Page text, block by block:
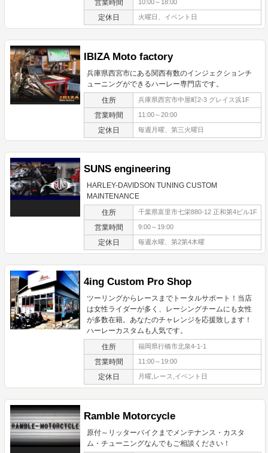
営業時間 10:00～18:00
定休日 火曜日、イベント日
IBIZA Moto factory
兵庫県西宮市にある関西有数のインジェクションチ
ューニングができるハーレー専門店です。
住所 兵庫県西宮市中屋町2-3 グレイス浜1F
営業時間 11:00～20:00
定休日 毎週月曜、第三火曜日
SUNS engineering
HARLEY-DAVIDSON TUNING CUSTOM
MAINTENANCE
住所 千葉県富里市七栄880-12 正和第4ビル1F
営業時間 9:00～19:00
定休日 毎週水曜、第2第4木曜
4ing Custom Pro Shop
ツーリングからレースまでトータルサポート！当店
は女性ライダーが多く、レーシングチームにも女性
が多数在籍。あなたのチャレンジを応援致します！
ハーレーカスタムも人気です。
住所 福岡県行橋市北泉4-1-1
営業時間 11:00～19:00
定休日 月曜,レース,イベント日
Ramble Motorcycle
原付～リッターバイクまでメンテナンス・カスタ
ム・チューニングなんでもご相談ください！